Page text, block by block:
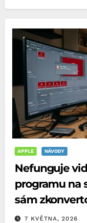
APPLE NÁVODY
Nefunguje
programu na
sám
7 KVĚTNA, 2026